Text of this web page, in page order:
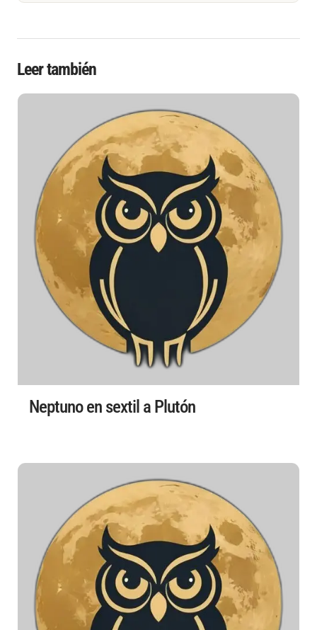
Leer también
Neptuno en sextil a Plutón